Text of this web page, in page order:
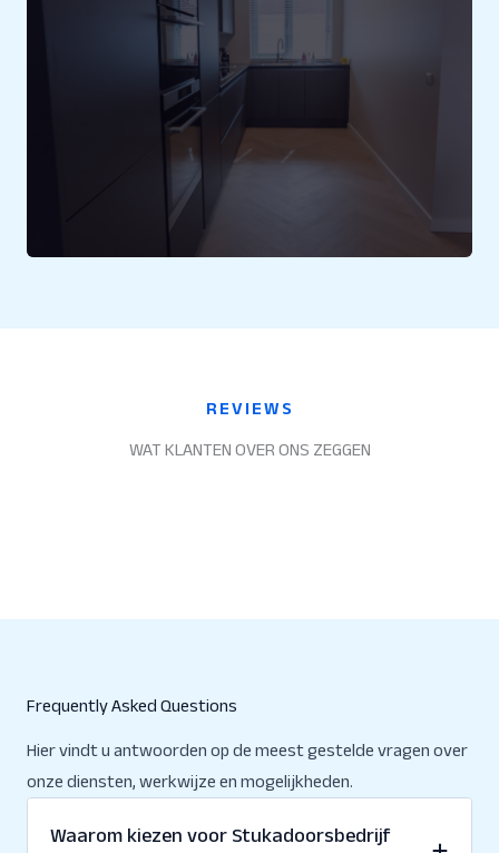
REVIEWS
WAT KLANTEN OVER ONS ZEGGEN
Frequently Asked Questions
Hier vindt u antwoorden op de meest gestelde vragen over
onze diensten, werkwijze en mogelijkheden.
Waarom kiezen voor Stukadoorsbedrijf